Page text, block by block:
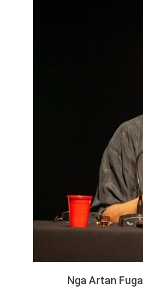
Nga Artan Fuga